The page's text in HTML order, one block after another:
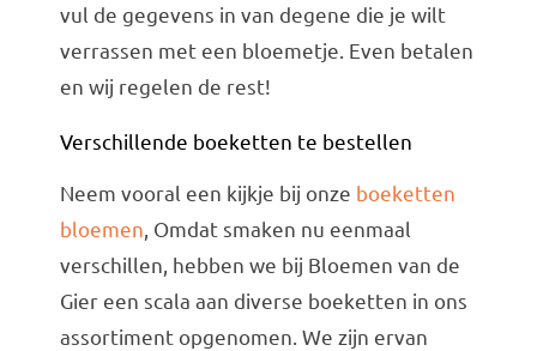
vul de gegevens in van degene die je wilt
verrassen met een bloemetje. Even betalen
en wij regelen de rest!
Verschillende boeketten te bestellen
Neem vooral een kijkje bij onze boeketten
bloemen, Omdat smaken nu eenmaal
verschillen, hebben we bij Bloemen van de
Gier een scala aan diverse boeketten in ons
assortiment opgenomen. We zijn ervan